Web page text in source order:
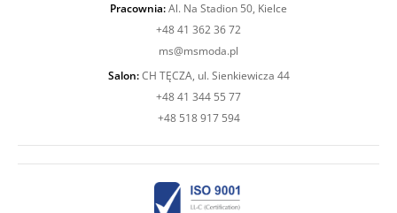
Pracownia:Al. Na Stadion 50, Kielce
+48 41 362 36 72
ms@msmoda.pl
Salon:CH TĘCZA, ul. Sienkiewicza 44
+48 41 344 55 77
+48 518 917 594